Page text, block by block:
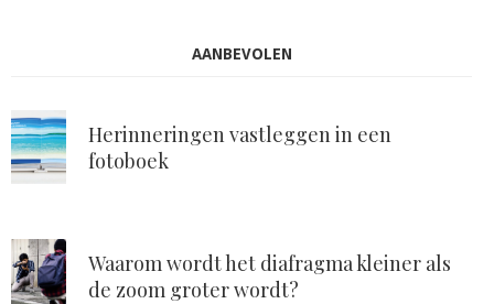
AANBEVOLEN
Herinneringen vastleggen in een
fotoboek
Waarom wordt het diafragma kleiner als
de zoom groter wordt?